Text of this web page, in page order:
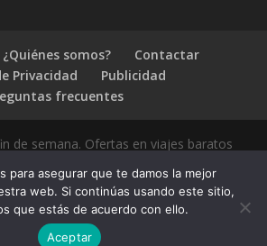
¿Quiénes somos?
Contactar
Privacidad
Publicidad
frecuentes
de semana. Ofertas en viajes baratos
para asegurar que te damos la mejor
web. Si continúas usando este sitio,
que estás de acuerdo con ello.
Aceptar